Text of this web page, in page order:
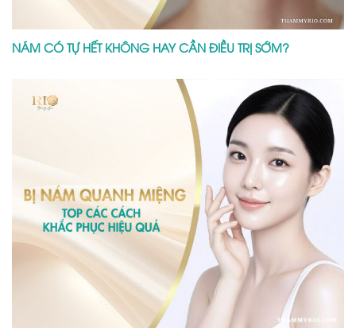
NÁM CÓ TỰ HẾT KHÔNG HAY CẦN ĐIỀU TRỊ SỚM?